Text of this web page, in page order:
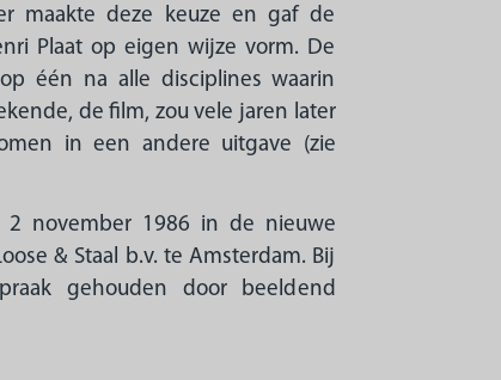
maakte deze keuze en gaf de
Plaat op eigen wijze vorm. De
één na alle disciplines waarin
de film, zou vele jaren later
in een andere uitgave (zie
november 1986 in de nieuwe
& Staal b.v. te Amsterdam. Bij
gehouden door beeldend